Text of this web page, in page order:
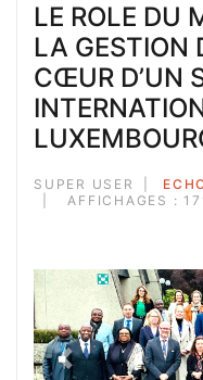
LE ROLE DU
LA GESTION
CŒUR D’UN
SUPER USER
AFFICHAGES :
Previous